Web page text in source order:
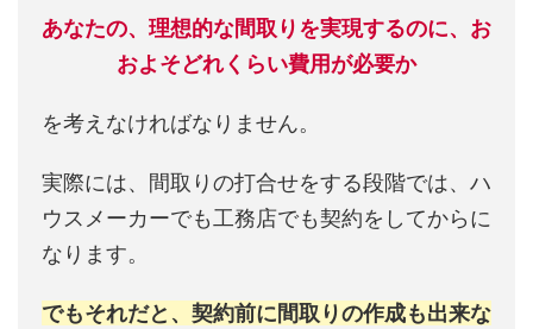
あなたの、理想的な間取りを実現するのに、お
およそどれくらい費用が必要か
を考えなければなりません。
実際には、間取りの打合せをする段階では、ハ
ウスメーカーでも工務店でも契約をしてからに
なります。
でもそれだと、契約前に間取りの作成も出来な